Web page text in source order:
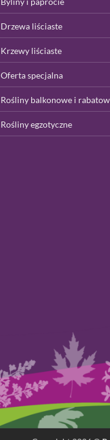
Drzewa liściaste
Krzewy liściaste
Oferta specjalna
Rośliny balkonowe i
Rośliny egzotyczne